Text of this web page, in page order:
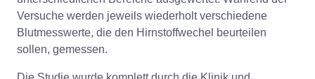
Versuche werden jeweils wiederholt verschiedene
Blutmesswerte, die den Hirnstoffwechel beurteilen
sollen, gemessen.